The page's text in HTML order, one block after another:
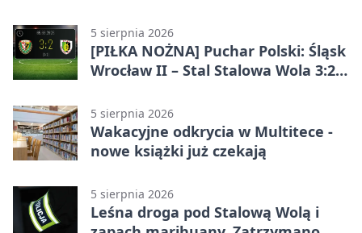
5 sierpnia 2026
[PIŁKA NOŻNA] Puchar Polski: Śląsk
Wrocław II – Stal Stalowa Wola 3:2
5 sierpnia 2026
Wakacyjne odkrycia w Multitece -
nowe książki już czekają
5 sierpnia 2026
Leśna droga pod Stalową Wolą i